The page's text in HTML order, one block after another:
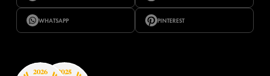
WHATSAPP PINTEREST